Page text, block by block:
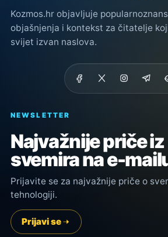
Kozmos.hr objavljuje
objašnjenja i kontekst za čitatelje
svijet izvan naslova.
NEWSLETTER
Najvažnije priče iz
svemira na e-
Prijavite se za najvažnije priče o
tehnologiji.
Prijavi se